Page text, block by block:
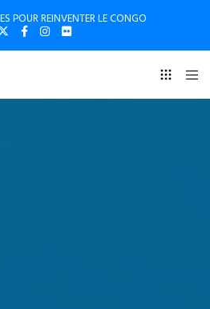
POUR REINVENTER LE CONGO